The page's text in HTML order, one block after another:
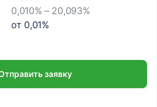
0,010% – 20,093%
от 0,01%
заявку